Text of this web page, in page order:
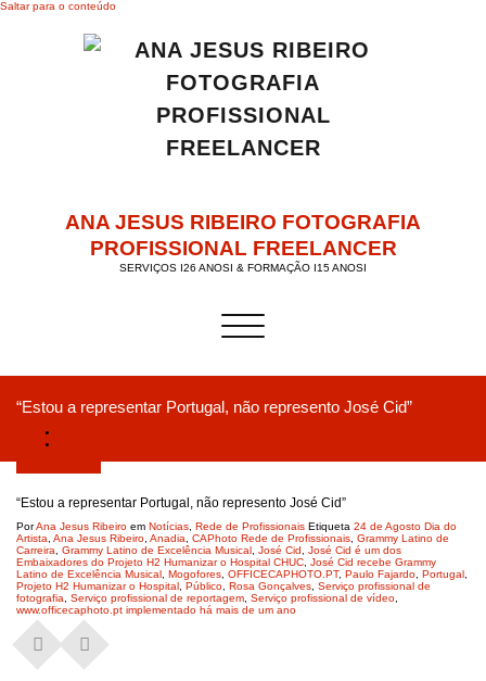
Saltar para o conteúdo
ANA JESUS RIBEIRO FOTOGRAFIA
PROFISSIONAL FREELANCER
SERVIÇOS I26 ANOSI & FORMAÇÃO I15 ANOSI
Alternar a navegação
“Estou a representar Portugal, não represento José Cid”
“Estou a representar Portugal, não represento José Cid”
PorAna Jesus Ribeiro em Notícias Rede de Profissionais Etiqueta 24 de Agosto Dia do
Artista Ana Jesus Ribeiro Anadia CAPhoto Rede de Profissionais Grammy Latino de
Carreira
Grammy Latino de Excelência Musical José Cid
José Cid é um dos
Embaixadores do Projeto H2 Humanizar o Hospital CHUC José Cid recebe Grammy
Latino de Excelência Musical Mogofores OFFICECAPHOTO.PT, Paulo Fajardo Portugal
Projeto H2 Humanizar o Hospital Público Rosa Gonçalves Serviço profissional de
fotografia
Serviço profissional de reportagem Serviço profissional de vídeo
www.officecaphoto.pt implementado há mais de um ano